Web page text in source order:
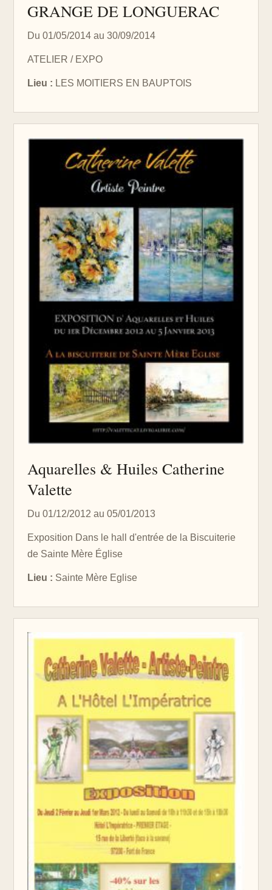
GRANGE DE LONGUERAC
Du 01/05/2014 au 30/09/2014
ATELIER / EXPO
Lieu : LES MOITIERS EN BAUPTOIS
Aquarelles & Huiles Catherine
Valette
Du 01/12/2012 au 05/01/2013
Exposition Dans le hall d'entrée de la Biscuiterie
de Sainte Mère Église
Lieu : Sainte Mère Eglise